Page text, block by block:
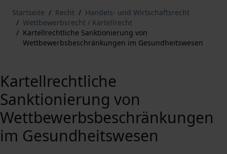
Startseite / Recht / Handels- und Wirtschaftsrecht
/ Wettbewerbsrecht / Kartellrecht
/ Kartellrechtliche Sanktionierung von
Wettbewerbsbeschränkungen im Gesundheitswesen
Kartellrechtliche
Sanktionierung von
Wettbewerbsbeschränkungen
im Gesundheitswesen